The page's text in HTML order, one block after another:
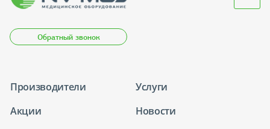
Обратный звонок
Производители
Услуги
Акции
Новости